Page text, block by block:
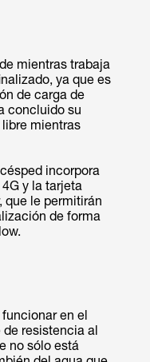
mientras trabaja
ya que es
de carga de
concluido su
mientras
incorpora
y la tarjeta
que le permitirán
de forma
en el
resistencia al
no sólo está